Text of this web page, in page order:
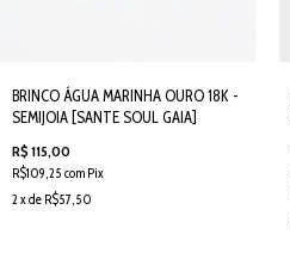
BRINCO ÁGUA MARINHA OURO 18K -
SEMIJOIA [SANTE SOUL GAIA]
R$ 115,00
R$109,25 com Pix
2 x de R$57,50